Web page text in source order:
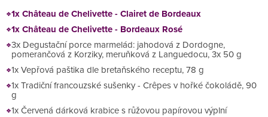
1x Château de Chelivette - Clairet de Bordeaux
1x Château de Chelivette - Bordeaux Rosé
3x Degustační porce marmelád: jahodová z Dordogne,
pomerančová z Korziky, meruňková z Languedocu, 3x 50 g
1x Vepřová paštika dle bretaňského receptu, 78 g
1x Tradiční francouzské sušenky - Crêpes v hořké čokoládě, 90
g
1x Červená dárková krabice s růžovou papírovou výplní